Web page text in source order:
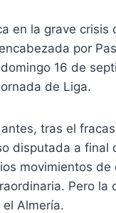
en la grave crisis
por
16 de
de Liga.
tras el
disputada a final
movimientos de
Pero la
Almería.